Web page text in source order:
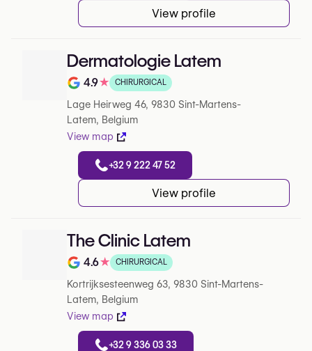
View profile
Dermatologie Latem
Note de 4.9 sur 5 sur Google
4.9★ CHIRURGICAL
Lage Heirweg 46, 9830 Sint-Martens-
Latem, Belgium
View map
+32 9 222 47 52
View profile
The Clinic Latem
Note de 4.6 sur 5 sur Google
4.6★ CHIRURGICAL
Kortrijksesteenweg 63, 9830 Sint-Martens-
Latem, Belgium
View map
+32 9 336 03 33